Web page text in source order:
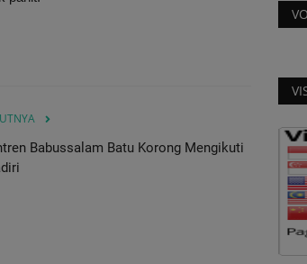
Babussalam Batu Korong Mengikuti